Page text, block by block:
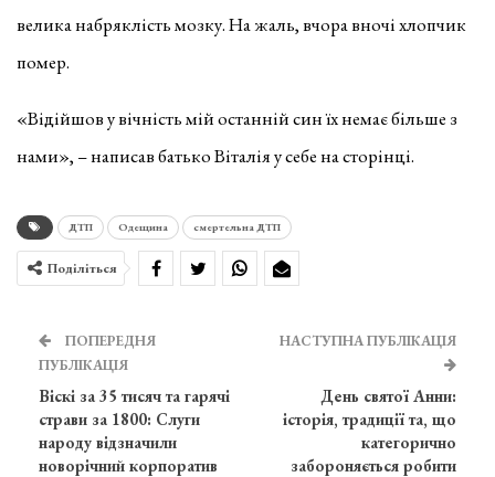
велика набряклість мозку. На жаль, вчора вночі хлопчик
помер.
«Відійшов у вічність мій останній син їх немає більше з
нами», – написав батько Віталія у себе на сторінці.
ДТП Одещина смертельна ДТП
Поділіться
ПОПЕРЕДНЯ
ПУБЛІКАЦІЯ
Віскі за 35 тисяч та гарячі
страви за 1800: Слуги
народу відзначили
новорічний корпоратив
НАСТУПНА ПУБЛІКАЦІЯ
День святої Анни:
історія, традиції та, що
категорично
забороняється робити